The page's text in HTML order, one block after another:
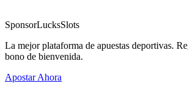
SponsorLucksSlots
La mejor plataforma de apuestas deportivas.
bono de bienvenida.
Apostar Ahora